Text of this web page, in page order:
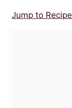
Jump to Recipe